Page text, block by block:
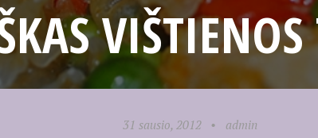
VIŠTIENOS
31 sausio, 2012 • admin